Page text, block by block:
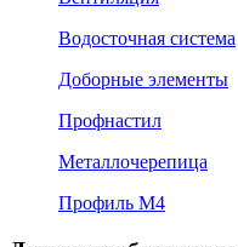
Водосточная система
Доборные элементы
Профнастил
Металлочерепица
Профиль М4